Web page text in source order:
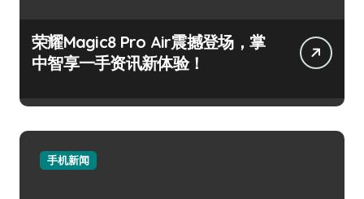
荣耀Magic8 Pro Air震撼登场，掌
中智享一手资讯新体验！
手机新闻